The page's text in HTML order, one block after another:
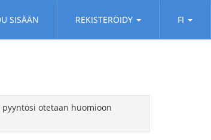
SISÄÄN REKISTERÖIDY FI
otetaan huomioon